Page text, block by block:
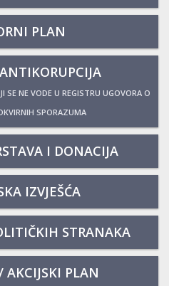
PLAN
SE NE VODE U REGISTRU UGOVORA O
SPORAZUMA
I DONACIJA
IZVJEŠĆA
STRANAKA
AKCIJSKI PLAN